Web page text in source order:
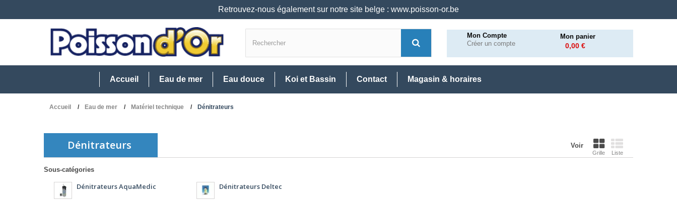
Retrouvez-nous également sur notre site belge : www.poisson-or.be
Mon Compte
Créer un compte
Mon panier
0,00 €
Accueil Eau de mer Eau douce Koi et Bassin Contact Magasin & horaires
Accueil Eau de mer Matériel technique Dénitrateurs
Dénitrateurs Voir
Grille Liste
Sous-catégories
Dénitrateurs AquaMedic Dénitrateurs Deltec